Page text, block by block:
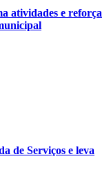
atividades e reforça
de Serviços e leva